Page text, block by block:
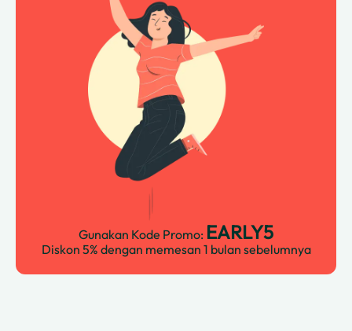
Gunakan Kode Promo: EARLY5
Diskon 5% dengan memesan 1 bulan sebelumnya